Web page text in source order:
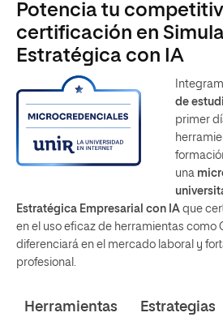
Potencia tu
certificación en
Estratégica con IA
de
primer
una
Estratégica Empresarial con IA que
en el uso eficaz de herramientas como
diferenciará en el mercado laboral y
profesional.
Herramientas Estrategias